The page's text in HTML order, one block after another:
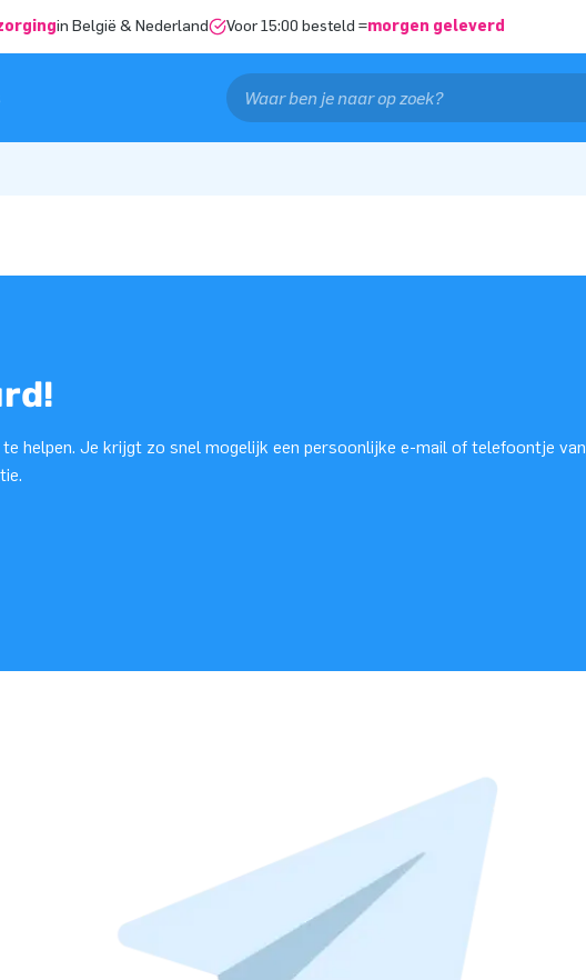
in België & Nederland Voor 15:00 besteld =morgen geleverd
helpen. Je krijgt zo snel mogelijk een persoonlijke e-mail of telefoontje van